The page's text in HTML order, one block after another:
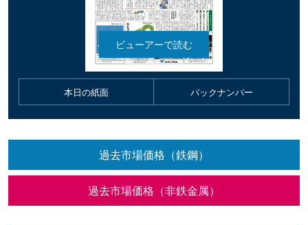
本日の紙面 バックナンバー
過去市場価格（鉄鋼）
過去市場価格（非鉄金属）